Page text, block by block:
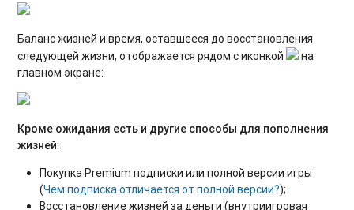
Баланс жизней и время, оставшееся до восстановления
следующей жизни, отображается рядом с иконкой
на
главном экране:
Кроме ожидания есть и другие способы для пополнения
жизней:
Покупка Premium подписки или полной версии игры
(Чем подписка отличается от полной версии?);
Восстановление жизней за деньги (внутриигровая